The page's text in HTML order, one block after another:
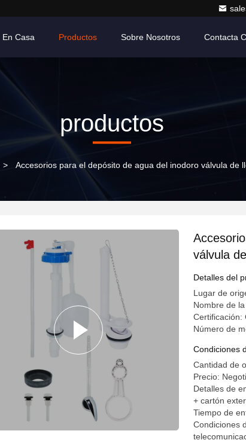
En Casa Productos Sobre Nosotros Contacta
productos
> Accesorios para el depósito de agua del inodoro válvula de
válvula
del tubo
Detalles del
Lugar de
Nombre de
Certificación:
Número de
Condiciones
Cantidad de
Precio:
Detalles de
+ cartón
Tiempo de
Condiciones